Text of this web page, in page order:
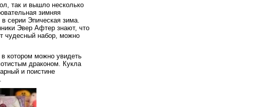
так и вышло несколько
зимняя
серии Эпическая зима.
Эвер Афтер знают, что
чудесный набор, можно
котором можно увидеть
драконом. Кукла
и поистине